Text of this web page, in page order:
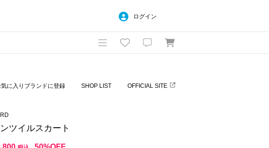
ログイン
気に入りブランドに登録 SHOP LIST OFFICIAL SITE
ツイルスカート